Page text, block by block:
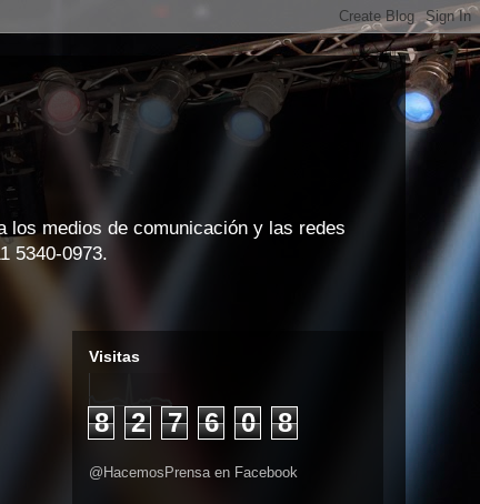
medios de comunicación y las redes
5340-0973.
Visitas
8 2 7 6 0 8
@HacemosPrensa en Facebook